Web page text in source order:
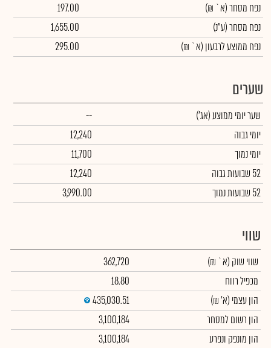
נפח מסחר(א` ₪)
197.00
נפח מסחר(ע"נ)
1,655.00
נפח ממוצע לרבעון (א` ₪)
295.00
שערים
שער יומי ממוצע(אג')
--
יומי גבוה
12,240
יומי נמוך
11,700
52 שבועות גבוה
12,240
52 שבועות נמוך
3,990.00
שווי
שווי שוק (א` ₪)
362,720
מכפיל רווח
18.80
הון עצמי (א' ₪)
435,030.51
הון רשום למסחר
3,100,184
הון מונפק ונפרע
3,100,184